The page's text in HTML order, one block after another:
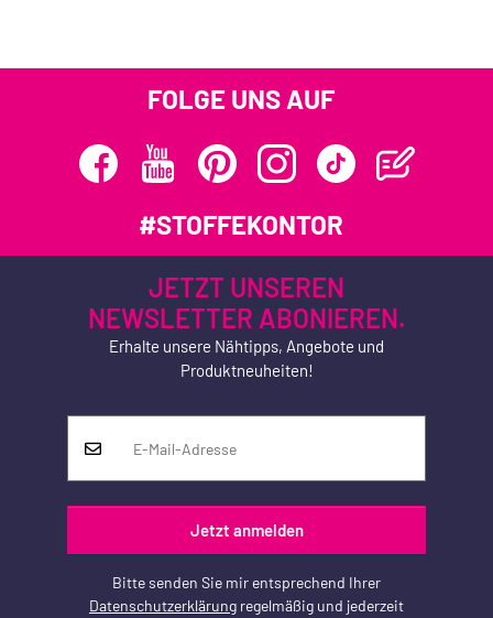
FOLGE UNS AUF
#STOFFEKONTOR
JETZT UNSEREN
NEWSLETTER ABONIEREN.
Erhalte unsere Nähtipps, Angebote und
Produktneuheiten!
Jetzt anmelden
Bitte senden Sie mir entsprechend Ihrer
Datenschutzerklärung regelmäßig und jederzeit